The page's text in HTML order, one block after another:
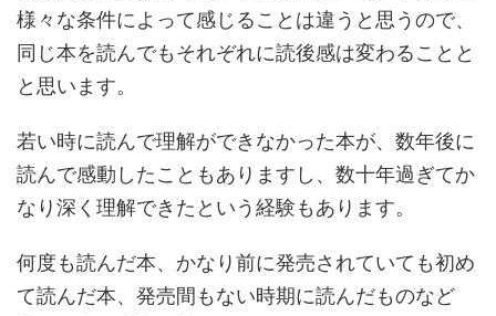
様々な条件によって感じることは違うと思うので、
同じ本を読んでもそれぞれに読後感は変わることと
と思います。
若い時に読んで理解ができなかった本が、数年後に
読んで感動したこともありますし、数十年過ぎてか
なり深く理解できたという経験もあります。
何度も読んだ本、かなり前に発売されていても初め
て読んだ本、発売間もない時期に読んだものなど